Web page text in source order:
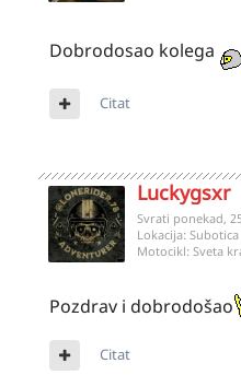
Dobrodosao kolega
Citat
Luckygsxr
Svrati ponekad,
Lokacija: Subotica
Motocikl: Sveta
Pozdrav i dobrodošao
Citat